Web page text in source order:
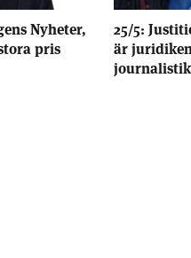
Nyheter,
pris
25/5:
är